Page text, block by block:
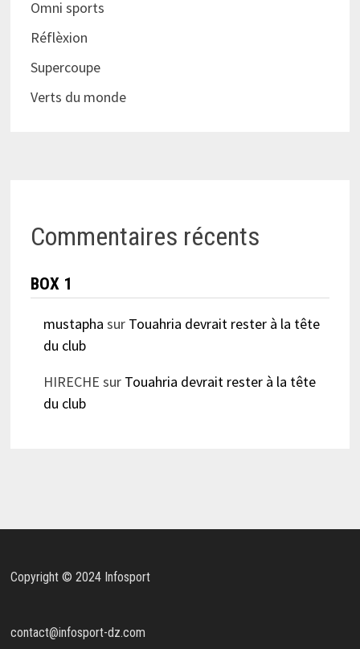
Omni sports
Réflèxion
Supercoupe
Verts du monde
Commentaires récents
BOX 1
mustapha sur Touahria devrait rester à la tête
du club
HIRECHE sur Touahria devrait rester à la tête
du club
Copyright © 2024 Infosport
contact@infosport-dz.com